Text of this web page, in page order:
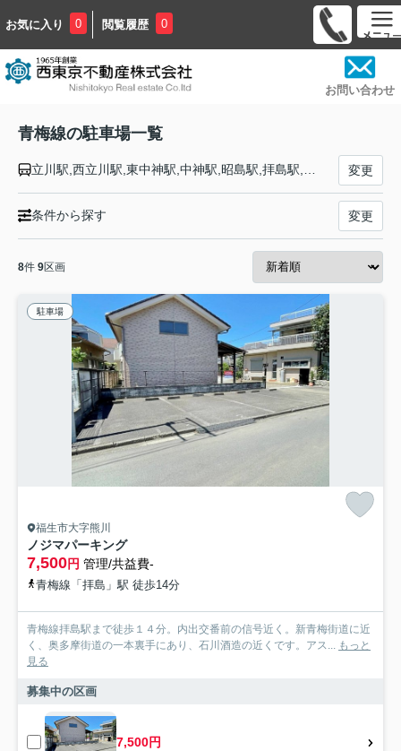
お気に入り 0 閲覧履歴 0
お問い合わせ
青梅線の駐車場一覧
立川駅,西立川駅,東中神駅,中神駅,昭島駅,拝島駅,牛浜駅,福生駅,羽村駅,小作駅,河辺駅,東青梅駅,青梅駅,宮ノ平駅,日向和田駅,石神前駅,二俣尾駅,軍畑駅,沢井駅,御嶽駅,川井駅,古里駅,鳩ノ巣駅,白丸駅,奥多摩駅 変更
条件から探す 変更
8件 9区画
駐車場
福生市大字熊川
ノジマパーキング
7,500円 管理/共益費-
青梅線「拝島」駅 徒歩14分
青梅線拝島駅まで徒歩１４分。内出交番前の信号近く。新青梅街道に近
く、奥多摩街道の一本裏手にあり、石川酒造の近くです。アス...
もっと
見る
募集中の区画
7,500円